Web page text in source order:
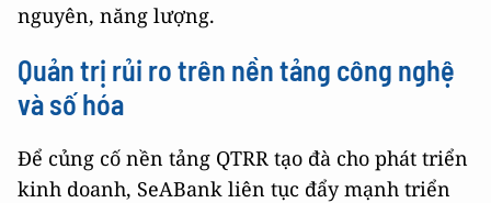
nguyên, năng lượng.
Quản trị rủi ro trên nền tảng công nghệ
và số hóa
Để củng cố nền tảng QTRR tạo đà cho phát triển
kinh doanh, SeABank liên tục đẩy mạnh triển